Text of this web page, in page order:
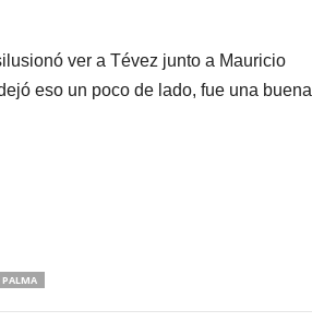
ver a Tévez junto a Mauricio
eso un poco de lado, fue una buena
PALMA